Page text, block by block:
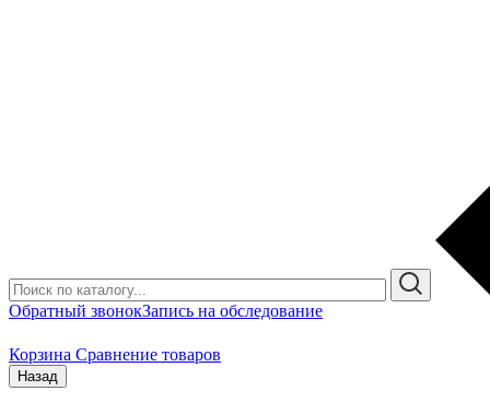
Обратный звонокЗапись на обследование
Корзина Сравнение товаров
Назад